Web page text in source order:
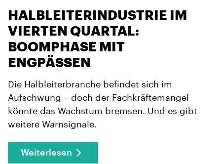
HALBLEITERINDUSTRIE IM
VIERTEN QUARTAL:
BOOMPHASE MIT
ENGPÄSSEN
Die Halbleiterbranche befindet sich im
Aufschwung – doch der Fachkräftemangel
könnte das Wachstum bremsen. Und es gibt
weitere Warnsignale.
Weiterlesen